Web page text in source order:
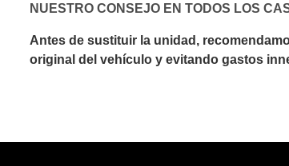
NUESTRO CONSEJO EN TODOS LOS
Antes de sustituir la unidad,
original del vehículo y evitando gastos